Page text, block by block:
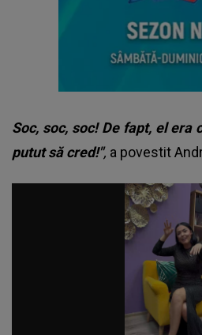
Soc, soc, soc! De fapt, el
putut să cred!", a povestit